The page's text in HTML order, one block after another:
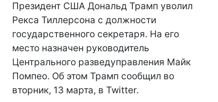
Президент США Дональд Трамп уволил
Рекса Тиллерсона с должности
государственного секретаря. На его
место назначен руководитель
Центрального разведуправления Майк
Помпео. Об этом Трамп сообщил во
вторник, 13 марта, в Twitter.